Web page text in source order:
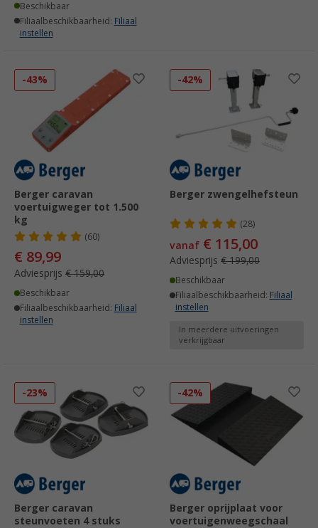
Beschikbaar
Filiaalbeschikbaarheid: Filiaal
instellen
-43%
Berger caravan
voertuigweger tot 1.500
kg
(60)
€ 89,99
Adviesprijs € 159,00
Beschikbaar
Filiaalbeschikbaarheid: Filiaal
instellen
-42%
Berger zwengelhefsteun
(28)
vanaf € 115,00
Adviesprijs € 199,00
Beschikbaar
Filiaalbeschikbaarheid: Filiaal
instellen
In meerdere uitvoeringen
verkrijgbaar
-23%
Berger caravan
steunvoeten 4 stuks
-42%
Berger oprijplaat voor
voertuigenweegschaal